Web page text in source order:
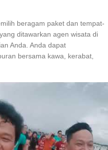
beragam paket dan tempat-
ditawarkan agen wisata di
Anda. Anda dapat
bersama kawa, kerabat,